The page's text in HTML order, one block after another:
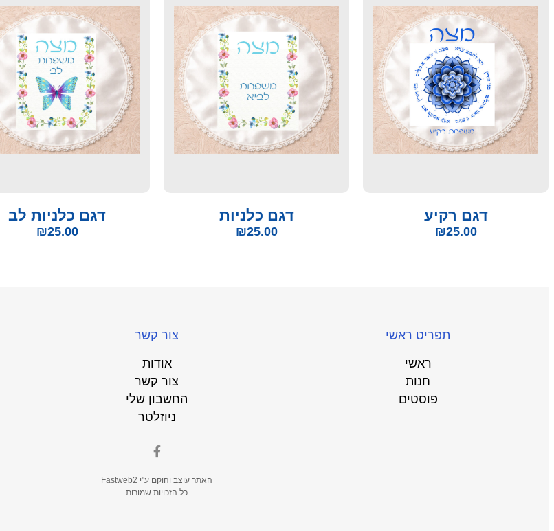
דגם רקיע
₪25.00
דגם כלניות
₪25.00
דגם כלניות לב
₪25.00
תפריט ראשי
ראשי
חנות
פוסטים
צור קשר
אודות
צור קשר
החשבון שלי
ניוזלטר
האתר עוצב והוקם ע"י Fastweb2
כל הזכויות שמורות